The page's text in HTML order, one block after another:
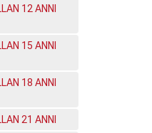
12 ANNI
15 ANNI
18 ANNI
21 ANNI